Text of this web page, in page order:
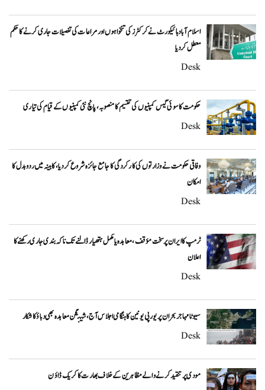
اسلام آباد ہائیکورٹ نے کرکٹرز کی تنخواہوں اور مراعات کی تفصیلات جاری کرنے کا حکم
معطل کر دیا
Desk
حکومت کا سوئی گیس کمپنیوں کی تقسیم کا منصوبہ، پانچ نئی کمپنیوں کے قیام کی تیاری
Desk
وفاقی حکومت نے وزارتوں کی کارکردگی کا جامع جائزہ شروع کر دیا، کابینہ میں ردوبدل کا
امکان
Desk
ٹرمپ کا ایران پر سخت مؤقف، معاہدہ یا مکمل ہتھیار ڈالنے تک ناکہ بندی جاری رکھنے کا
اعلان
Desk
سیوٹا مہاجر بحران پر یورپی یونین کا ہنگامی اجلاس آج، شینگن معاہدہ بھی دباؤ کا شکار
Desk
مودی پر تنقید کرنے والے مظاہرین کے خلاف بھارت کا کریک ڈاؤن